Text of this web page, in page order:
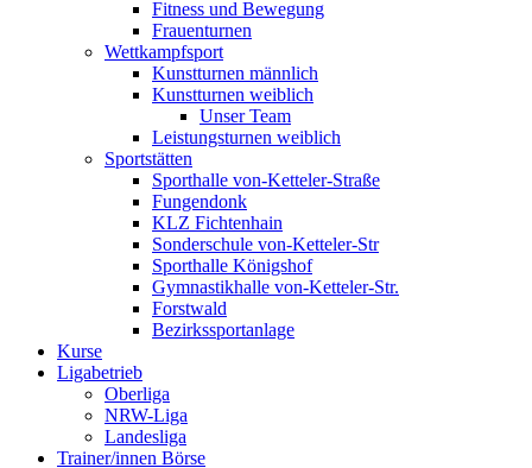
Fitness und Bewegung
Frauenturnen
Wettkampfsport
Kunstturnen männlich
Kunstturnen weiblich
Unser Team
Leistungsturnen weiblich
Sportstätten
Sporthalle von-Ketteler-Straße
Fungendonk
KLZ Fichtenhain
Sonderschule von-Ketteler-Str
Sporthalle Königshof
Gymnastikhalle von-Ketteler-Str.
Forstwald
Bezirkssportanlage
Kurse
Ligabetrieb
Oberliga
NRW-Liga
Landesliga
Trainer/innen Börse